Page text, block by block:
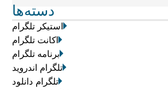
دسته‌ها
استیکر تلگرام
اکانت تلگرام
برنامه تلگرام
تلگرام اندروید
تلگرام دانلود